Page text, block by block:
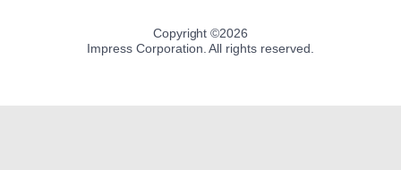
Copyright ©2026
Impress Corporation. All rights reserved.